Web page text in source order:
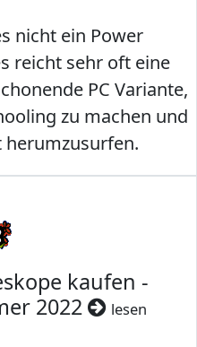
nicht ein Power
reicht sehr oft eine
PC Variante,
zu machen und
kaufen -
2022
lesen